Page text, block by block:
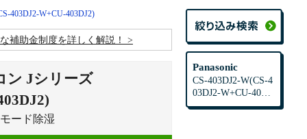
Panasonic
CS-403DJ2-W(CS-4
03DJ2-W+CU-403D
J2)
403DJ2-W+CU-403DJ2)
補助金制度を詳しく解説！
ン Jシリーズ
ード除湿